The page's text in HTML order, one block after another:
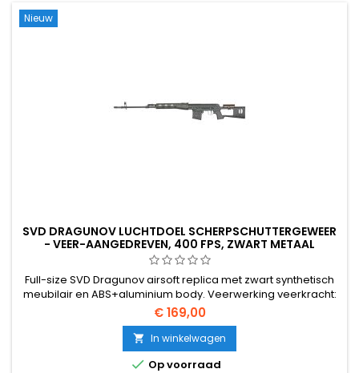
Nieuw
SVD DRAGUNOV LUCHTDOEL SCHERPSCHUTTERGEWEER
- VEER-AANGEDREVEN, 400 FPS, ZWART METAAL
Full-size SVD Dragunov airsoft replica met zwart synthetisch
meubilair en ABS+aluminium body. Veerwerking veerkracht:
~400 FPS / 1,49 J met 0,20 g BBs, 600 mm strak geboorde
binnenloop, 1120 mm overall. Het klassieke Sovjet
scherpschuttersgeweer voor een fractie van de prijs van een
gas sniper.
€ 169,00
 In winkelwagen
 Op voorraad